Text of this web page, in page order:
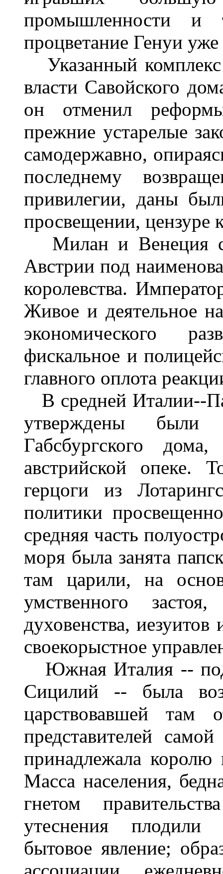
промышленности и
процветание Генуи
Указанный комплекс
власти Савойского
он отменил
прежние устарелые
самодержавно,
последнему
привилегии, даны
просвещении, цензуре
Милан и Венеция с
Австрии под
королевства.
Живое и деятельное
экономического
фискальное и
главного оплота
В средней Италии--
утверждены были
Габсбургского
австрийской опеке.
герцоги из
политики
средняя часть
моря была занята
там царили, на
умственного
духовенства,
своекорыстное
Южная Италия -- под
Сицилий -- была
царствовавшей там
представителей
принадлежала королю
Масса населения,
гнетом
утеснения плодили
бытовое явление;